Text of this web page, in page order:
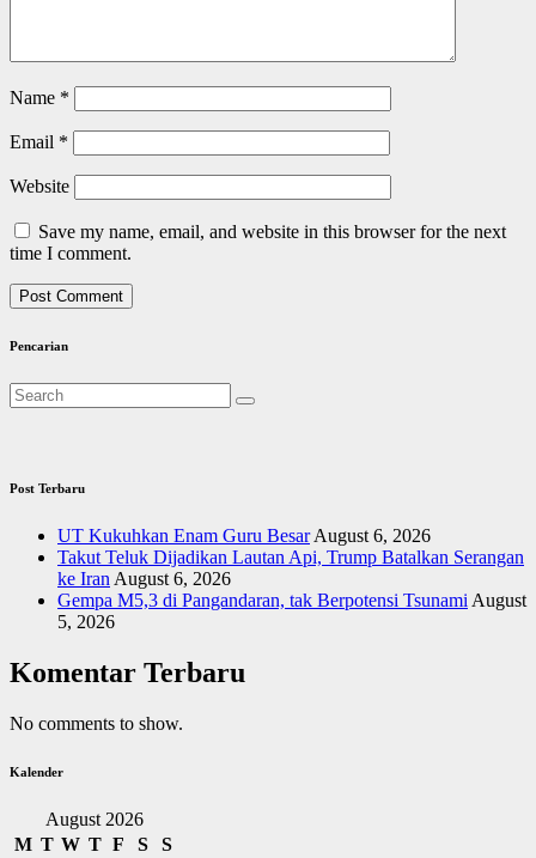
Name *
Email *
Website
Save my name, email, and website in this browser for the next
time I comment.
Pencarian
Post Terbaru
UT Kukuhkan Enam Guru Besar August 6, 2026
Takut Teluk Dijadikan Lautan Api, Trump Batalkan Serangan
ke Iran August 6, 2026
Gempa M5,3 di Pangandaran, tak Berpotensi Tsunami August
5, 2026
Komentar Terbaru
No comments to show.
Kalender
August 2026
M T W T F S
S